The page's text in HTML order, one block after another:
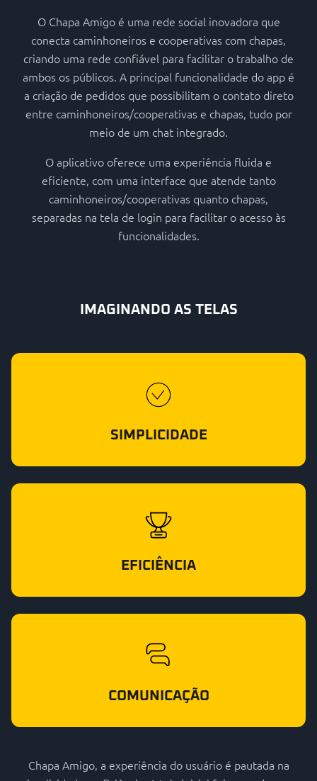
O Chapa Amigo é uma rede social inovadora que
conecta caminhoneiros e cooperativas com chapas,
criando uma rede confiável para facilitar o trabalho de
ambos os públicos. A principal funcionalidade do app é
a criação de pedidos que possibilitam o contato direto
entre caminhoneiros/cooperativas e chapas, tudo por
meio de um chat integrado.
O aplicativo oferece uma experiência fluida e
eficiente, com uma interface que atende tanto
caminhoneiros/cooperativas quanto chapas,
separadas na tela de login para facilitar o acesso às
funcionalidades.
IMAGINANDO AS TELAS
SIMPLICIDADE
EFICIÊNCIA
COMUNICAÇÃO
Chapa Amigo, a experiência do usuário é pautada na